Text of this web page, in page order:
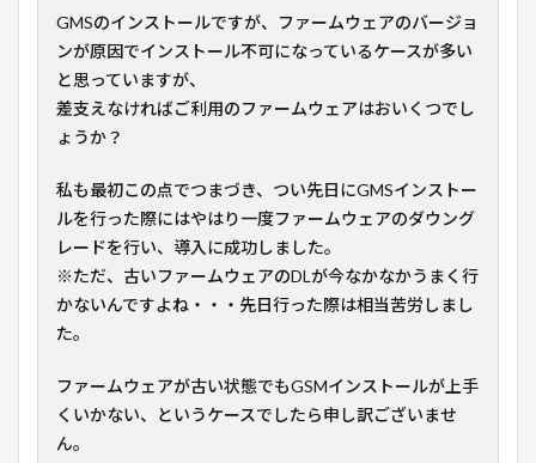
GMSのインストールですが、ファームウェアのバージョ
ンが原因でインストール不可になっているケースが多い
と思っていますが、
差支えなければご利用のファームウェアはおいくつでし
ょうか？
私も最初この点でつまづき、つい先日にGMSインストー
ルを行った際にはやはり一度ファームウェアのダウング
レードを行い、導入に成功しました。
※ただ、古いファームウェアのDLが今なかなかうまく行
かないんですよね・・・先日行った際は相当苦労しまし
た。
ファームウェアが古い状態でもGSMインストールが上手
くいかない、というケースでしたら申し訳ございませ
ん。